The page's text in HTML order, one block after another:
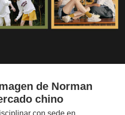
de Norman
chino
con sede en